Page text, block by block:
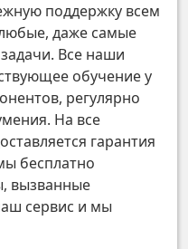
поддержку всем
даже самые
Все наши
обучение у
регулярно
На все
гарантия
бесплатно
вызванные
сервис и мы